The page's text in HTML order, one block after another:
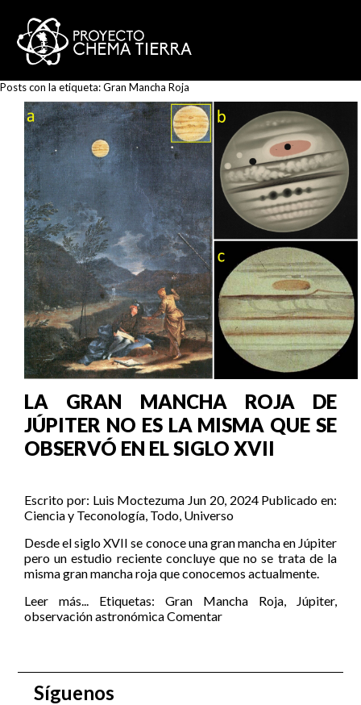
Posts con la etiqueta:Gran Mancha Roja
LA GRAN MANCHA ROJA DE
JÚPITER NO ES LA MISMA QUE SE
OBSERVÓ EN EL SIGLO XVII
Escrito por: Luis Moctezuma Jun 20, 2024 Publicado en:
Ciencia y Teconología, Todo, Universo
Desde el siglo XVII se conoce una gran mancha en Júpiter
pero un estudio reciente concluye que no se trata de la
misma gran mancha roja que conocemos actualmente.
Leer más...
Etiquetas: Gran Mancha Roja, Júpiter,
observación astronómicaComentar
Síguenos